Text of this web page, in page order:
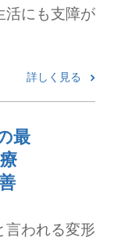
活にも支障が
詳しく見る
最
言われる変形